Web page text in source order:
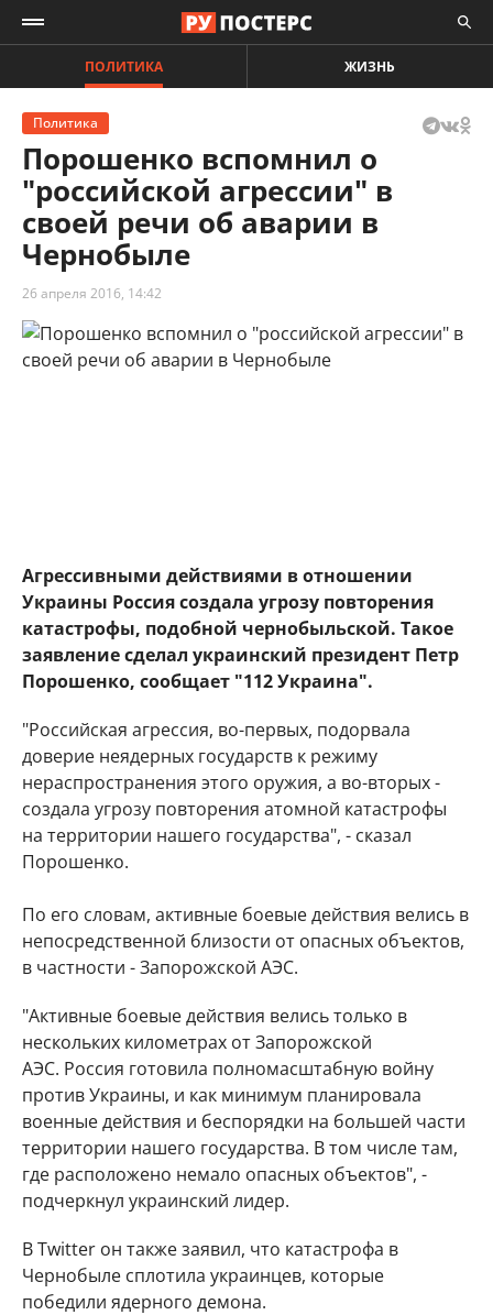
ПОЛИТИКА ЖИЗНЬ
Политика
Порошенко вспомнил о
"российской агрессии" в
своей речи об аварии в
Чернобыле
26 апреля 2016, 14:42
Агрессивными действиями в отношении
Украины Россия создала угрозу повторения
катастрофы, подобной чернобыльской. Такое
заявление сделал украинский президент Петр
Порошенко, сообщает "112 Украина".
"Российская агрессия, во-первых, подорвала
доверие неядерных государств к режиму
нераспространения этого оружия, а во-вторых -
создала угрозу повторения атомной катастрофы
на территории нашего государства", - сказал
Порошенко.
По его словам, активные боевые действия велись в
непосредственной близости от опасных объектов,
в частности - Запорожской АЭС.
"Активные боевые действия велись только в
нескольких километрах от Запорожской
АЭС. Россия готовила полномасштабную войну
против Украины, и как минимум планировала
военные действия и беспорядки на большей части
территории нашего государства. В том числе там,
где расположено немало опасных объектов", -
подчеркнул украинский лидер.
В Twitter он также заявил, что катастрофа в
Чернобыле сплотила украинцев, которые
победили ядерного демона.